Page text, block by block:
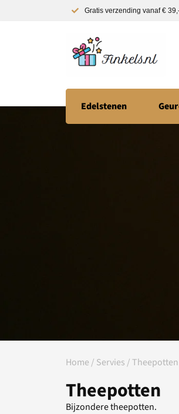
Gratis verzending vanaf €
Edelstenen
Home / Servies / Theepotten
Theepotten
Bijzondere theepotten.